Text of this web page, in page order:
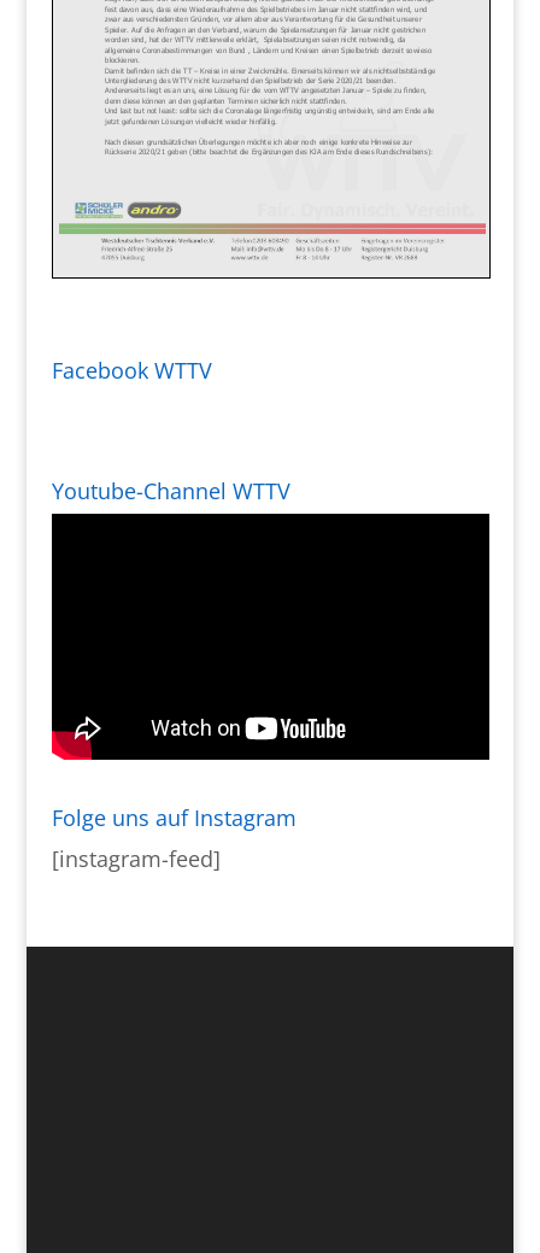
Facebook WTTV
Youtube-Channel WTTV
Folge uns auf Instagram
[instagram-feed]